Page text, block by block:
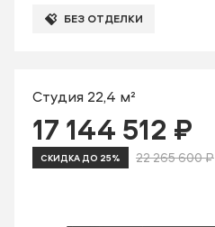
БЕЗ ОТДЕЛКИ
Студия 22,4 м²
17 144 512 ₽
СКИДКА ДО 25% 22 265 600 ₽